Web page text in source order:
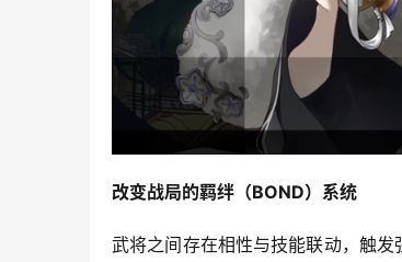
改变战局的羁绊（BOND）系统
武将之间存在相性与技能联动，触发